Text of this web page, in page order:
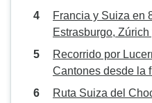
Francia y Suiza en
Estrasburgo,
Recorrido por
Cantones desde la
Ruta Suiza del